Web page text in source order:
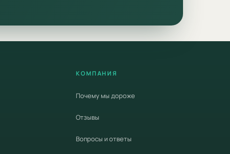
КОМПАНИЯ
Почему мы дороже
Отзывы
Вопросы и ответы